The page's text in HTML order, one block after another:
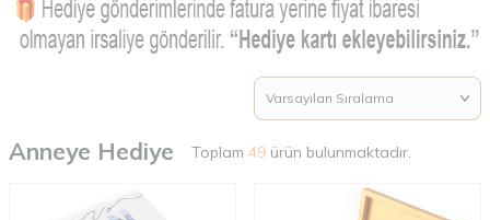
Anneye Hediye Toplam 49 ürün bulunmaktadır.